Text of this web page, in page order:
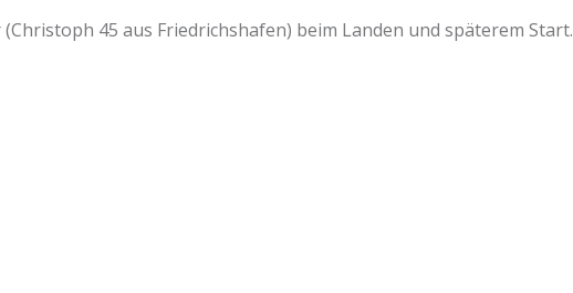
45 aus Friedrichshafen) beim Landen und späterem Start.